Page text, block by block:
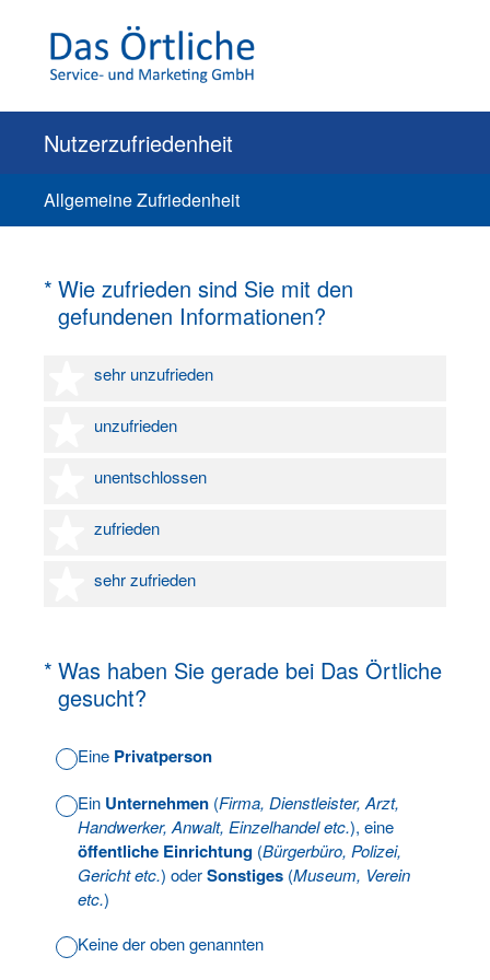
Nutzerzufriedenheit
Allgemeine Zufriedenheit
* Wie zufrieden sind Sie mit den
gefundenen Informationen?
(Erforderlich.)
sehr unzufrieden
1 Stern
unzufrieden
2 Sterne
unentschlossen
3 Sterne
zufrieden
4 Sterne
sehr zufrieden
5 Sterne
* Was haben Sie gerade bei Das Örtliche
gesucht?
(Erforderlich.)
Eine Privatperson
Ein Unternehmen (Firma, Dienstleister, Arzt,
Handwerker, Anwalt, Einzelhandel etc.), eine
öffentliche Einrichtung (Bürgerbüro, Polizei,
Gericht etc.) oderSonstiges (Museum, Verein
etc.)
Keine der oben genannten